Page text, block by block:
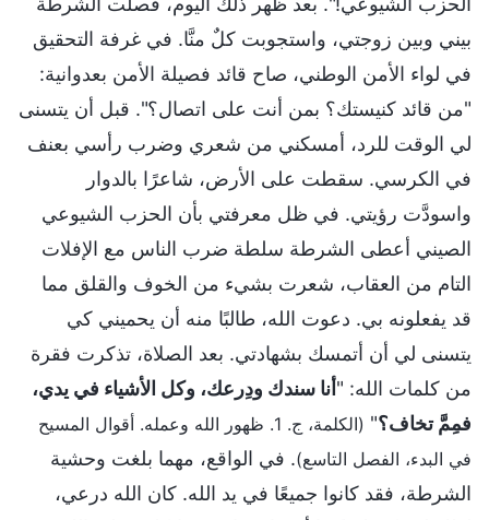
بيني وبين زوجتي، واستجوبت كلٌ منَّا. في غرفة التحقيق
في لواء الأمن الوطني، صاح قائد فصيلة الأمن بعدوانية:
"من قائد كنيستك؟ بمن أنت على اتصال؟". قبل أن يتسنى
لي الوقت للرد، أمسكني من شعري وضرب رأسي بعنف
في الكرسي. سقطت على الأرض، شاعرًا بالدوار
واسودَّت رؤيتي. في ظل معرفتي بأن الحزب الشيوعي
الصيني أعطى الشرطة سلطة ضرب الناس مع الإفلات
التام من العقاب، شعرت بشيء من الخوف والقلق مما
قد يفعلونه بي. دعوت الله، طالبًا منه أن يحميني كي
يتسنى لي أن أتمسك بشهادتي. بعد الصلاة، تذكرت فقرة
من كلمات الله: "أنا سندك ودِرعك، وكل الأشياء في يدي،
فمِمَّ تخاف؟"
(الكلمة، ج. 1. ظهور الله وعمله. أقوال المسيح
في البدء، الفصل التاسع). في الواقع، مهما بلغت وحشية
الشرطة، فقد كانوا جميعًا في يد الله. كان الله درعي،